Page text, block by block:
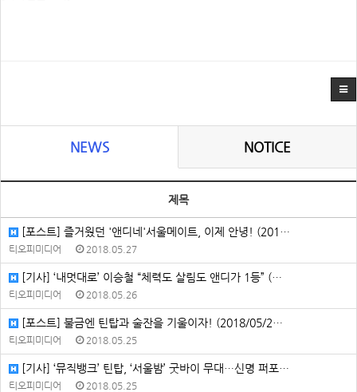
NEWS NOTICE
제목
[포스트] 즐거웠던 '앤디네'서울메이트, 이제 안녕! (201…
티오피미디어 2018.05.27
[기사] ‘내멋대로’ 이승철 “체력도 살림도 앤디가 1등” (…
티오피미디어 2018.05.26
[포스트] 불금엔 틴탑과 술잔을 기울이자! (2018/05/2…
티오피미디어 2018.05.25
[기사] ‘뮤직뱅크’ 틴탑, ‘서울밤’ 굿바이 무대…신명 퍼포…
티오피미디어 2018.05.25